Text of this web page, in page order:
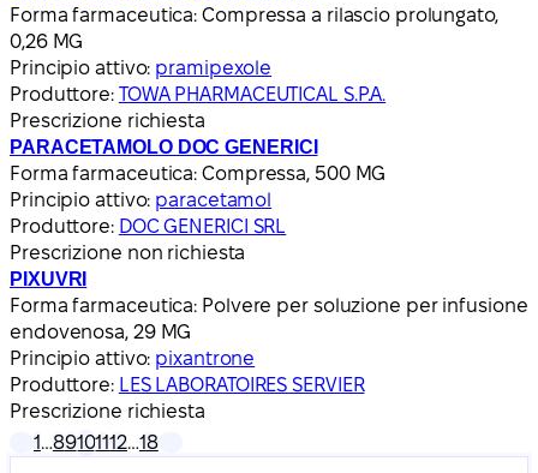
Forma farmaceutica: Compressa a rilascio prolungato,
0,26 MG
Principio attivo: pramipexole
Produttore: TOWA PHARMACEUTICAL S.P.A.
Prescrizione richiesta
PARACETAMOLO DOC GENERICI
Forma farmaceutica: Compressa, 500 MG
Principio attivo: paracetamol
Produttore: DOC GENERICI SRL
Prescrizione non richiesta
PIXUVRI
Forma farmaceutica: Polvere per soluzione per infusione
endovenosa, 29 MG
Principio attivo: pixantrone
Produttore: LES LABORATOIRES SERVIER
Prescrizione richiesta
1…89101112…18